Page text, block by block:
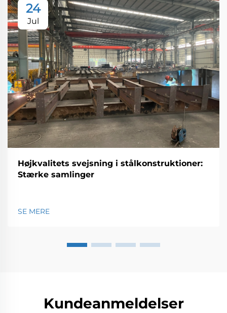
24
Jul
Højkvalitets svejsning i stålkonstruktioner:
Stærke samlinger
SE MERE
Kundeanmeldelser